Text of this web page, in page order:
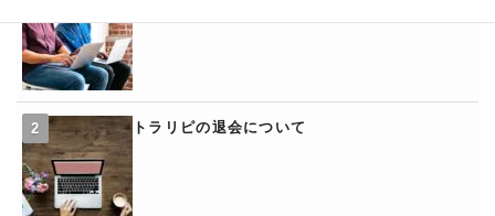
トラリピの退会について